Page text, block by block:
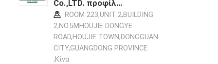
Co.,LTD. προφίλ
κατασκευαστή
ROOM 223,UNIT 2,BUILDING
2,NO.5MHOUJIE DONGYE
ROAD,HOUJIE TOWN,DONGGUAN
CITY,GUANGDONG PROVINCE.
,Κίνα